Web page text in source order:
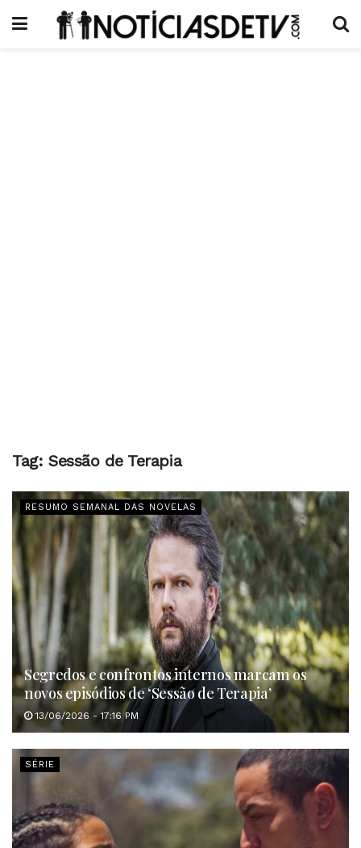
Tag: Sessão de Terapia
RESUMO SEMANAL DAS NOVELAS
Segredos e confrontos internos marcam os
novos episódios de ‘Sessão de Terapia’
13/06/2026 - 17:16 PM
SÉRIE